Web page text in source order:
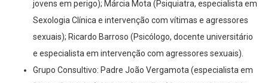
jovens em perigo); Márcia Mota (Psiquiatra, especialista em
Sexologia Clínica e intervenção com vítimas e agressores
sexuais); Ricardo Barroso (Psicólogo, docente universitário
e especialista em intervenção com agressores sexuais).
Grupo Consultivo: Padre João Vergamota (especialista em